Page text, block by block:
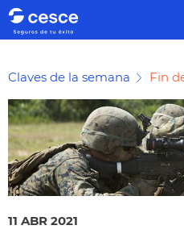
Claves de la semana Fin
11 ABR 2021